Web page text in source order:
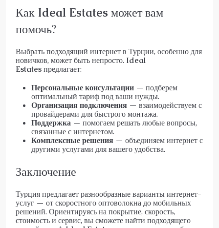
Как Ideal Estates может вам
помочь?
Выбрать подходящий интернет в Турции, особенно для
новичков, может быть непросто. Ideal
Estatesпредлагает:
Персональные консультации — подберем
оптимальный тариф под ваши нужды.
Организация подключения — взаимодействуем с
провайдерами для быстрого монтажа.
Поддержка — помогаем решать любые вопросы,
связанные с интернетом.
Комплексные решения — объединяем интернет с
другими услугами для вашего удобства.
Заключение
Турция предлагает разнообразные варианты интернет-
услуг — от скоростного оптоволокна до мобильных
решений. Ориентируясь на покрытие, скорость,
стоимость и сервис, вы сможете найти подходящего